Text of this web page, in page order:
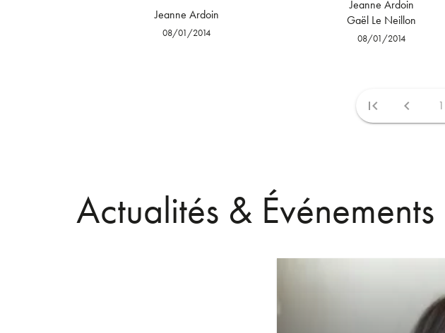
Jeanne Ardoin
08/01/2014
Jeanne Ardoin
Gaël Le Neillon
08/01/2014
first_page chevron_left 1
Actualités & Événements